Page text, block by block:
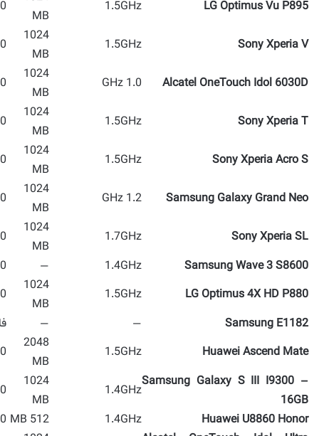
LG Optimus Vu P895
1.5GHz
MB
Sony Xperia V
1.5GHz
1024
MB
Alcatel OneTouch Idol 6030D
1.0 GHz
1024
MB
Sony Xperia T
1.5GHz
1024
MB
Sony Xperia Acro S
1.5GHz
1024
MB
Samsung Galaxy Grand Neo
1.2 GHz
1024
MB
Sony Xperia SL
1.7GHz
1024
MB
Samsung Wave 3 S8600
1.4GHz
—
LG Optimus 4X HD P880
1.5GHz
1024
MB
Samsung E1182
—
—
Huawei Ascend Mate
1.5GHz
2048
MB
Samsung Galaxy S III I9300 –
16GB
1.4GHz
1024
MB
Huawei U8860 Honor
1.4GHz
512 MB